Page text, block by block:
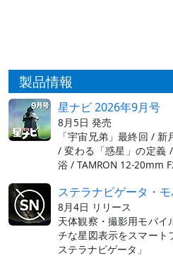
製品情報
星ナビ 2026年9月号
8月5日 発売
「宇宙兄弟」最終回 /
/ 変わる「惑星」の定義
浴 / TAMRON 12-20mm
ステラナビゲータ・
8月4日 リリース
天体観察・撮影用モバイ
チな星図表示をスマート
ステラナビゲータ」